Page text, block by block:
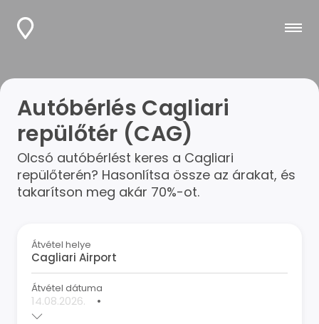
Autóbérlés Cagliari
repülőtér (CAG)
Olcsó autóbérlést keres a Cagliari
repülőterén? Hasonlítsa össze az árakat, és
takarítson meg akár 70%-ot.
Átvétel helye
Átvétel dátuma
•